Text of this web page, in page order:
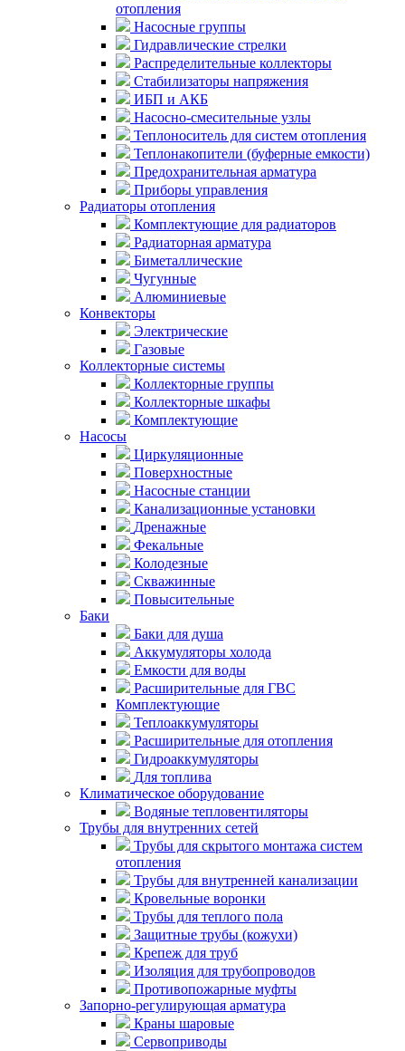
отопления
Насосные группы
Гидравлические стрелки
Распределительные коллекторы
Стабилизаторы напряжения
ИБП и АКБ
Насосно-смесительные узлы
Теплоноситель для систем отопления
Теплонакопители (буферные емкости)
Предохранительная арматура
Приборы управления
Радиаторы отопления
Комплектующие для радиаторов
Радиаторная арматура
Биметаллические
Чугунные
Алюминиевые
Конвекторы
Электрические
Газовые
Коллекторные системы
Коллекторные группы
Коллекторные шкафы
Комплектующие
Насосы
Циркуляционные
Поверхностные
Насосные станции
Канализационные установки
Дренажные
Фекальные
Колодезные
Скважинные
Повысительные
Баки
Баки для душа
Аккумуляторы холода
Емкости для воды
Расширительные для ГВС
Комплектующие
Теплоаккумуляторы
Расширительные для отопления
Гидроаккумуляторы
Для топлива
Климатическое оборудование
Водяные тепловентиляторы
Трубы для внутренних сетей
Трубы для скрытого монтажа систем
отопления
Трубы для внутренней канализации
Кровельные воронки
Трубы для теплого пола
Защитные трубы (кожухи)
Крепеж для труб
Изоляция для трубопроводов
Противопожарные муфты
Запорно-регулирующая арматура
Краны шаровые
Сервоприводы